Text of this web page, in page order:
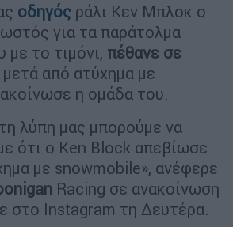
οδηγός ράλι Κεν Μπλοκ ο
για τα παράτολμα
με το τιμόνι, πέθανε σε
μετά από ατύχημα με
η ομάδα του.
λύπη μας μπορούμε να
ότι ο Ken Block απεβίωσε
με snowmobile», ανέφερε
Racing σε ανακοίνωση
στο Instagram τη Δευτέρα.